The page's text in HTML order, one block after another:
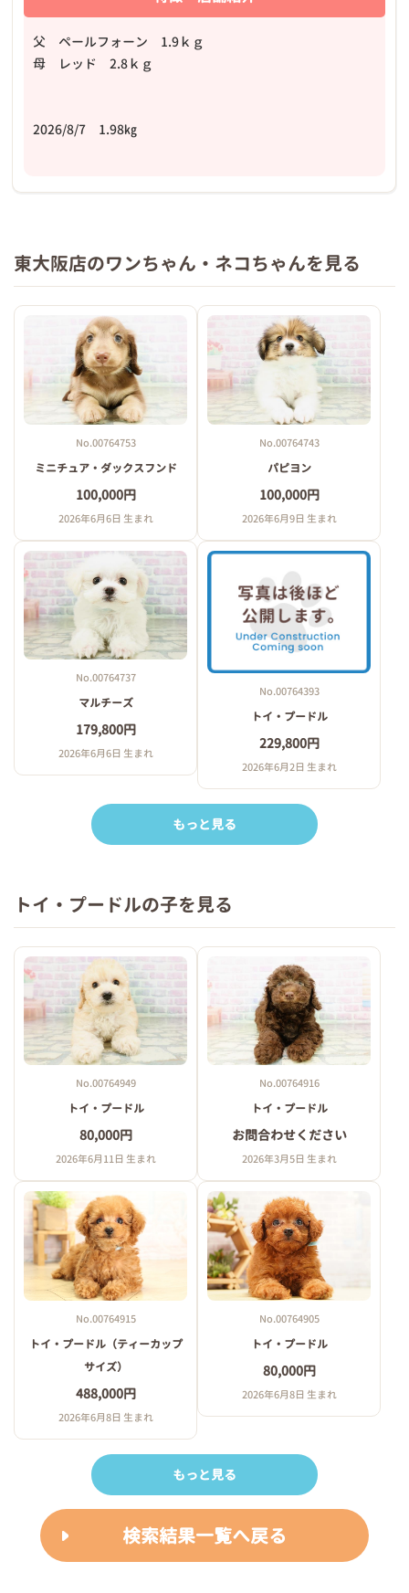
父 ペールフォーン 1.9ｋｇ
母 レッド 2.8ｋｇ
2026/8/7 1.98㎏
東大阪店のワンちゃん・ネコちゃんを見る
No.00764753
ミニチュア・ダックスフンド
100,000円
2026年6月6日 生まれ
No.00764743
パピヨン
100,000円
2026年6月9日 生まれ
No.00764737
マルチーズ
179,800円
2026年6月6日 生まれ
No.00764393
トイ・プードル
229,800円
2026年6月2日 生まれ
もっと見る
トイ・プードルの子を見る
No.00764949
トイ・プードル
80,000円
2026年6月11日 生まれ
No.00764916
トイ・プードル
お問合わせください
2026年3月5日 生まれ
No.00764915
トイ・プードル（ティーカップ
サイズ）
488,000円
2026年6月8日 生まれ
No.00764905
トイ・プードル
80,000円
2026年6月8日 生まれ
もっと見る
検索結果一覧へ戻る